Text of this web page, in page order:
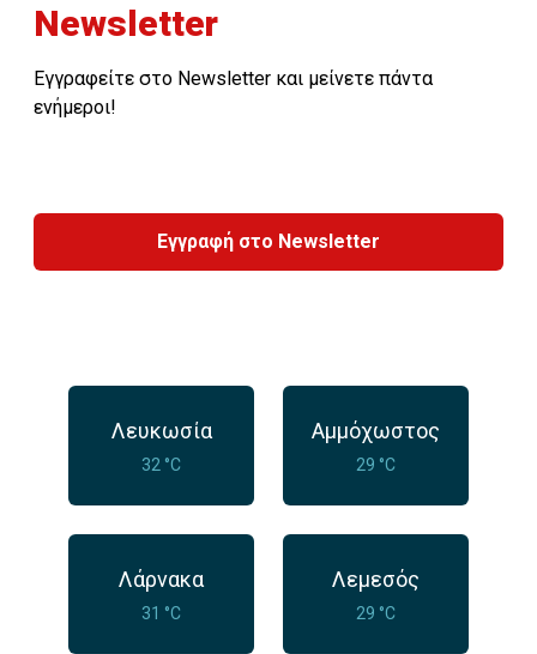
Newsletter
Εγγραφείτε στο Newsletter και μείνετε πάντα
ενήμεροι!
Εγγραφή στο Newsletter
Λευκωσία
32 °C
Αμμόχωστος
29 °C
Λάρνακα
31 °C
Λεμεσός
29 °C